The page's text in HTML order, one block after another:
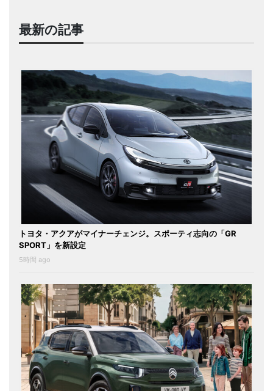
最新の記事
トヨタ・アクアがマイナーチェンジ。スポーティ志向の「GR
SPORT」を新設定
5時間 ago